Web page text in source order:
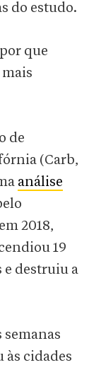
do estudo.
que
de
(Carb,
análise
2018,
19
e destruiu a
às cidades